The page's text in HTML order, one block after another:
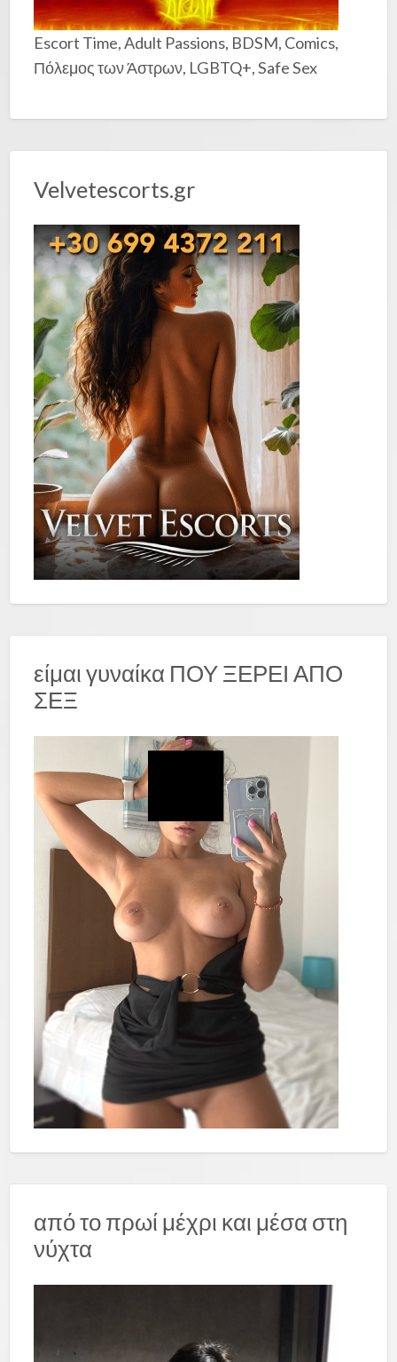
Escort Time, Adult Passions, BDSM, Comics,
Πόλεμος των Άστρων, LGBTQ+, Safe Sex
Velvetescorts.gr
είμαι γυναίκα ΠΟΥ ΞΕΡΕΙ ΑΠΟ
ΣΕΞ
από το πρωί μέχρι και μέσα στη
νύχτα